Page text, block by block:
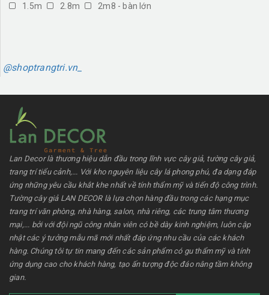
1.5m 2.8m 2m8 - bàn lớn
@shoptrangtri.vn_
Lan Decor là thương hiệu dẫn đầu trong lĩnh vực cây giả, tường cây giả,
trang trí tiểu cảnh,... Với kho nguyên liệu cây lá phong phú, đa dạng đáp
ứng những yêu cầu khắt khe nhất về tính thẩm mỹ và tiến độ công trình.
Tường cây giả LAN DECOR là lựa chọn hàng đầu trong các hạng mục
trang trí văn phòng, nhà hàng, salon, nhà riêng, các trung tâm thương
mại,... bởi với đội ngũ công nhân viên có bề dày kinh nghiệm, luôn cập
nhật các ý tưởng mẫu mã mới nhất đáp ứng nhu cầu của các khách
hàng. Chúng tôi tự tin mang đến các sản phẩm có gu thẩm mỹ và tính
ứng dụng cao cho khách hàng, tạo ấn tượng độc đáo nâng tầm không
gian.